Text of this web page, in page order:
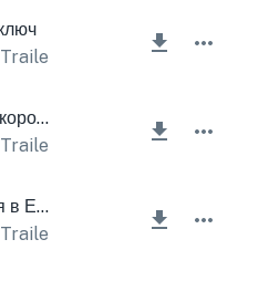
Мрійлива королева
Натхнення в Епічних горах